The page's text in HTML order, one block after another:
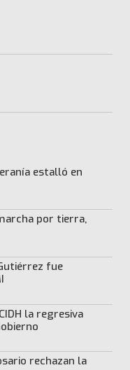
estalló en
por tierra,
fue
la regresiva
rechazan la